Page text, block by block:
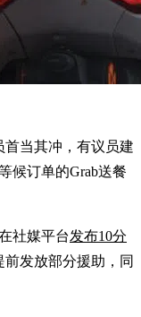
首当其冲，有议员建
候订单的Grab送餐
社媒平台发布10分
前发放部分援助，同